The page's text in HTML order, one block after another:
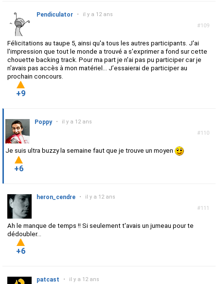
#109
Pendiculator • il y a 12 ans
Félicitations au taupe 5, ainsi qu'a tous les autres participants. J'ai
l'impression que tout le monde a trouvé a s'exprimer a fond sur cette
chouette backing track. Pour ma part je n'ai pas pu participer car je
n'avais pas accès à mon matériel... J’essaierai de participer au
prochain concours.
+9
#110
Poppy • il y a 12 ans
Je suis ultra buzzy la semaine faut que je trouve un moyen
+6
#111
heron_cendre • il y a 12 ans
Ah le manque de temps !! Si seulement t'avais un jumeau pour te
dédoubler...
+6
patcast • il y a 12 ans